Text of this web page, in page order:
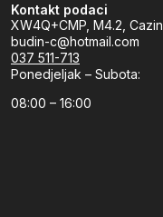
Kontakt podaci
XW4Q+CMP, M4.2, Cazin
budin-c@hotmail.com
037 511-713
Ponedjeljak – Subota:
08:00 – 16:00